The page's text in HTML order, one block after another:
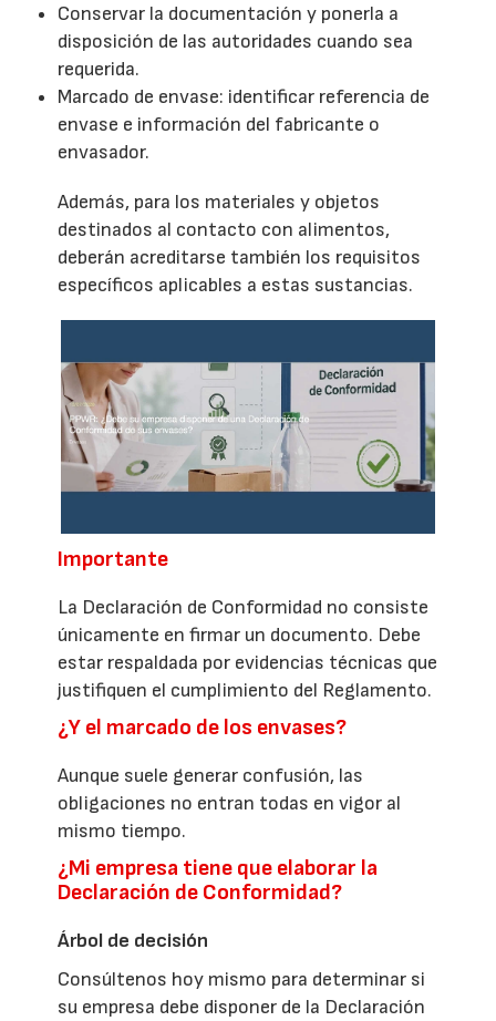
Conservar la documentación y ponerla a
disposición de las autoridades cuando sea
requerida.
Marcado de envase: identificar referencia de
envase e información del fabricante o
envasador.
Además, para los materiales y objetos
destinados al contacto con alimentos,
deberán acreditarse también los requisitos
específicos aplicables a estas sustancias.
Importante
La Declaración de Conformidad no consiste
únicamente en firmar un documento. Debe
estar respaldada por evidencias técnicas que
justifiquen el cumplimiento del Reglamento.
¿Y el marcado de los envases?
Aunque suele generar confusión, las
obligaciones no entran todas en vigor al
mismo tiempo.
¿Mi empresa tiene que elaborar la
Declaración de Conformidad?
Árbol de decisión
Consúltenos hoy mismo para determinar si
su empresa debe disponer de la Declaración